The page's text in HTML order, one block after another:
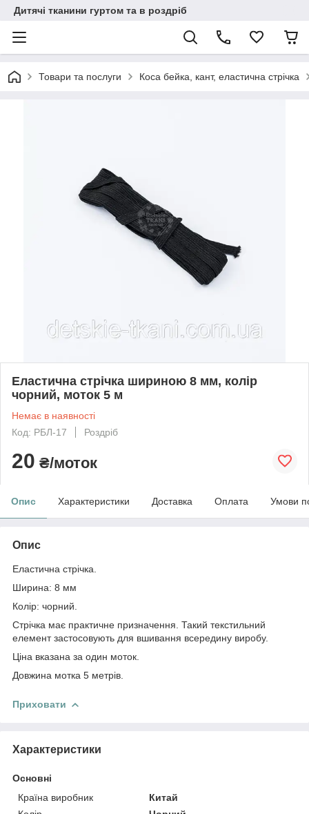
Дитячі тканини гуртом та в роздріб
Товари та послуги Коса бейка, кант, еластична стрічка
Еластична стрічка шириною 8 мм, колір
чорний, моток 5 м
Немає в наявності
Код: РБЛ-17
Роздріб
20 ₴/моток
Опис Характеристики Доставка Оплата Умови
Опис
Еластична стрічка.
Ширина: 8 мм
Колір: чорний.
Стрічка має практичне призначення. Такий текстильний
елемент застосовують для вшивання всередину виробу.
Ціна вказана за один моток.
Довжина мотка 5 метрів.
Приховати
Характеристики
Основні
Країна виробник
Китай